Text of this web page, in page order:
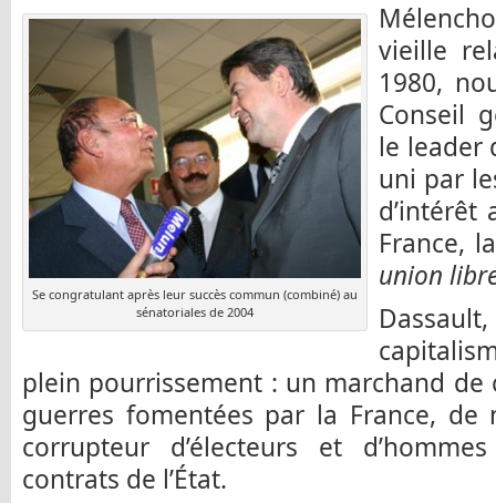
Se congratulant après leur succès commun (combiné) au
sénatoriales de 2004
vieille
1980,
Conseil
le leader
uni par
d’intérêt
France,
union
plein pourrissement : un marchand
guerres fomentées par la France,
corrupteur d’électeurs et
contrats de l’État.